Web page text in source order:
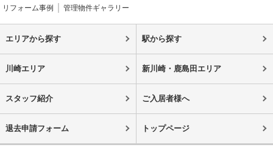
リフォーム事例
管理物件ギャラリー
エリアから探す 駅から探す
川崎エリア 新川崎・鹿島田エリア
スタッフ紹介 ご入居者様へ
退去申請フォーム トップページ